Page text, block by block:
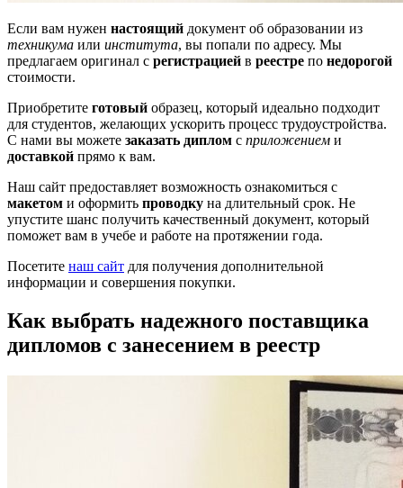
Если вам нужен настоящий документ об образовании из
техникума или института, вы попали по адресу. Мы
предлагаем оригинал с регистрацией в реестре по недорогой
стоимости.
Приобретите готовый образец, который идеально подходит
для студентов, желающих ускорить процесс трудоустройства.
С нами вы можете заказать диплом с приложением и
доставкой прямо к вам.
Наш сайт предоставляет возможность ознакомиться с
макетом и оформить проводку на длительный срок. Не
упустите шанс получить качественный документ, который
поможет вам в учебе и работе на протяжении года.
Посетите наш сайт для получения дополнительной
информации и совершения покупки.
Как выбрать надежного поставщика
дипломов с занесением в реестр